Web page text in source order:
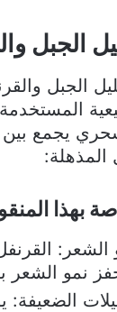
الجبل
الجبل
يجمع بين
المذهلة:
بهذا
الشعر:
نمو